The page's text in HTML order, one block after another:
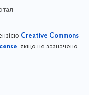
Creative Commons
, якщо не зазначено